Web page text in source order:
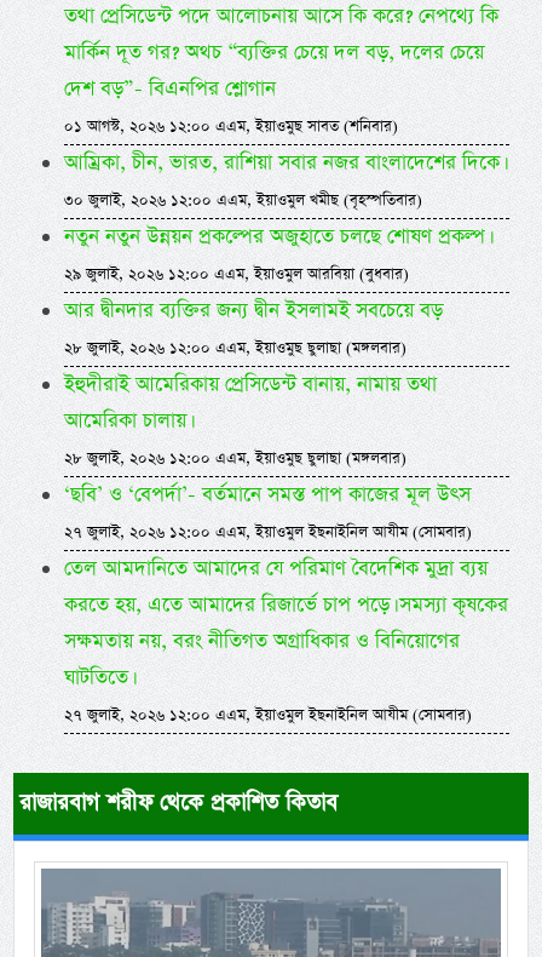
তথা প্রেসিডেন্ট পদে আলোচনায় আসে কি করে? নেপথ্যে কি
মার্কিন দূত গর? অথচ “ব্যক্তির চেয়ে দল বড়, দলের চেয়ে
দেশ বড়”- বিএনপির শ্লোগান
০১ আগস্ট, ২০২৬ ১২:০০ এএম, ইয়াওমুছ সাবত (শনিবার)
আম্রিকা, চীন, ভারত, রাশিয়া সবার নজর বাংলাদেশের দিকে।
৩০ জুলাই, ২০২৬ ১২:০০ এএম, ইয়াওমুল খমীছ (বৃহস্পতিবার)
নতুন নতুন উন্নয়ন প্রকল্পের অজুহাতে চলছে শোষণ প্রকল্প।
২৯ জুলাই, ২০২৬ ১২:০০ এএম, ইয়াওমুল আরবিয়া (বুধবার)
আর দ্বীনদার ব্যক্তির জন্য দ্বীন ইসলামই সবচেয়ে বড়
২৮ জুলাই, ২০২৬ ১২:০০ এএম, ইয়াওমুছ ছুলাছা (মঙ্গলবার)
ইহুদীরাই আমেরিকায় প্রেসিডেন্ট বানায়, নামায় তথা
আমেরিকা চালায়।
২৮ জুলাই, ২০২৬ ১২:০০ এএম, ইয়াওমুছ ছুলাছা (মঙ্গলবার)
‘ছবি’ ও ‘বেপর্দা’- বর্তমানে সমস্ত পাপ কাজের মূল উৎস
২৭ জুলাই, ২০২৬ ১২:০০ এএম, ইয়াওমুল ইছনাইনিল আযীম (সোমবার)
তেল আমদানিতে আমাদের যে পরিমাণ বৈদেশিক মুদ্রা ব্যয়
করতে হয়, এতে আমাদের রিজার্ভে চাপ পড়ে। সমস্যা কৃষকের
সক্ষমতায় নয়, বরং নীতিগত অগ্রাধিকার ও বিনিয়োগের
ঘাটতিতে।
২৭ জুলাই, ২০২৬ ১২:০০ এএম, ইয়াওমুল ইছনাইনিল আযীম (সোমবার)
রাজারবাগ শরীফ থেকে প্রকাশিত কিতাব